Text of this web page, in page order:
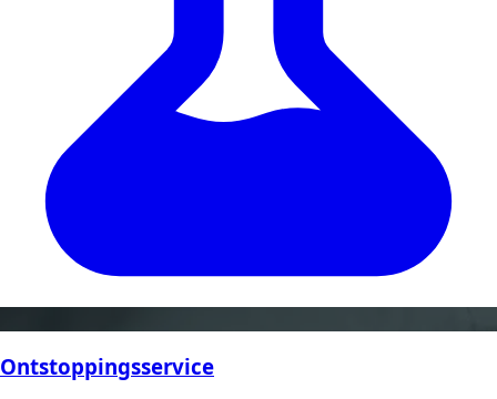
Ontstoppingsservice